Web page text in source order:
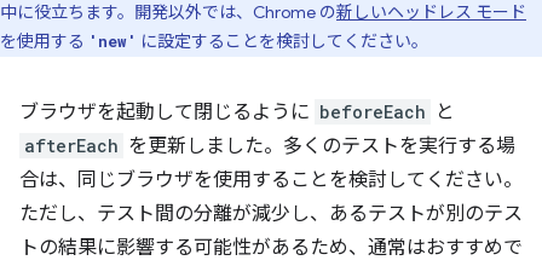
中に役立ちます。開発以外では、Chrome の新しいヘッドレス モード
を使用する 'new' に設定することを検討してください。
ブラウザを起動して閉じるように beforeEach と
afterEach を更新しました。多くのテストを実行する場
合は、同じブラウザを使用することを検討してください。
ただし、テスト間の分離が減少し、あるテストが別のテス
トの結果に影響する可能性があるため、通常はおすすめで